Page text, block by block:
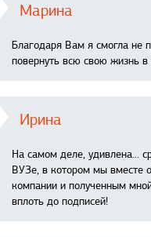
Марина
Благодаря Вам я смогла не
повернуть всю свою жизнь
Ирина
На самом деле, удивлена…
ВУЗе, в котором мы вместе
компании и полученным
вплоть до подписей!